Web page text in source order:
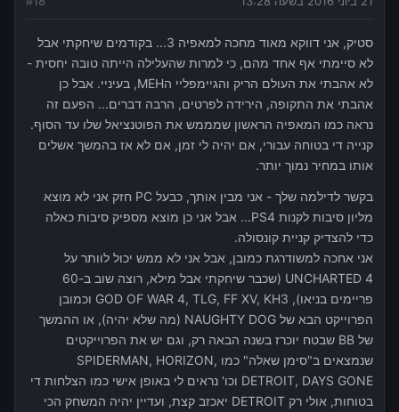
סטיק, אני דווקא מאוד מחכה למאפיה 3... בקודמים שיחקתי אבל
לא סיימתי אף אחד מהם, כי למרות שהעלילה הייתה טובה יחסית -
לא אהבתי את העולם הריק והגיימפליי הMEH, בעיניי. אבל כן
אהבתי את התקופה, הירידה לפרטים, הרבה דברים... הפעם זה
נראה כמו המאפיה הראשון שמממש את הפוטנציאל שלו עד הסוף.
קנייה די בטוחה עבורי, אם יהיה לי זמן, אם לא אז בהמשך אשלים
אותו במחיר נמוך יותר.
בקשר לדילמה שלך - אני מבין אותך, כבעל PC חזק אני לא מוצא
מליון סיבות לקנות PS4... אבל אני כן מוצא מספיק סיבות כאלה
כדי להצדיק קניית קונסולה.
אני אחכה למשודרגת כמובן, אבל אני לא ממש יכול לוותר על
UNCHARTED 4 (שכבר שיחקתי אבל מילא, רוצה שוב ב-60
פריימים בניאו), GOD OF WAR 4, TLG, FF XV, KH3 וכמובן
הפרוייקט הבא של NAUGHTY DOG (מה שלא יהיה), או ההמשך
של BB שבטח יוכרז בשנה הבאה רק, וגם יש את הפרוייקטים
שנמצאים ב"סימן שאלה" כמו SPIDERMAN, HORIZON,
DETROIT, DAYS GONE וכו' נראים לי באופן אישי כמו הצלחות די
בטוחות, אולי רק DETROIT יאכזב קצת, ועדיין יהיה המשחק הכי